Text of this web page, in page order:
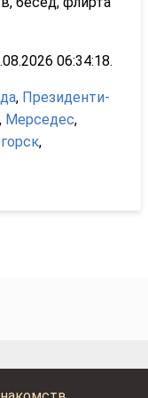
06:34:18.
, Президенти-
, Мерседес,
,